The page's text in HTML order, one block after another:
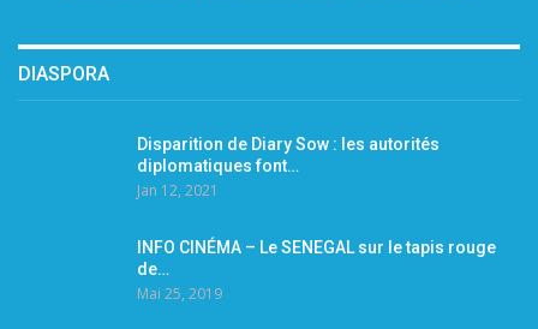
DIASPORA
Disparition de Diary Sow : les autorités
diplomatiques font…
Jan 12, 2021
INFO CINÉMA – Le SENEGAL sur le tapis rouge
de…
Mai 25, 2019